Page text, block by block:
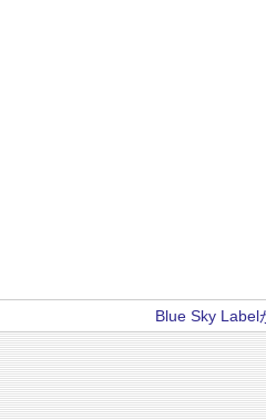
Blue Sky Label